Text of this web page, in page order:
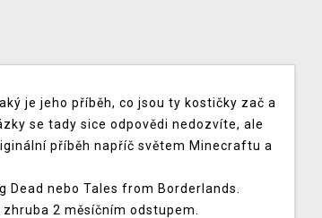
je jeho příběh, co jsou ty kostičky zač a
se tady sice odpovědi nedozvíte, ale
příběh napříč světem Minecraftu a
nebo Tales from Borderlands.
2 měsíčním odstupem.